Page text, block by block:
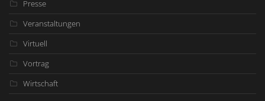
Presse
Veranstaltungen
Virtuell
Vortrag
Wirtschaft